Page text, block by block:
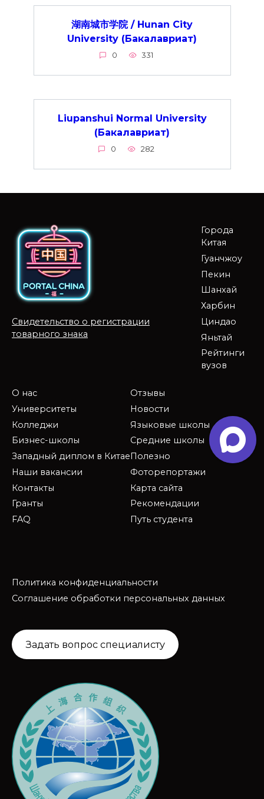
湖南城市学院 / Hunan City
University (Бакалавриат)
0 331
Liupanshui Normal University
(Бакалавриат)
0 282
Свидетельство о регистрации
товарного знака
Города
Китая
Гуанчжоу
Пекин
Шанхай
Харбин
Циндао
Яньтай
Рейтинги
вузов
О нас
Университеты
Колледжи
Бизнес-школы
Западный диплом в Китае
Наши вакансии
Контакты
Гранты
FAQ
Отзывы
Новости
Языковые школы
Средние школы
Полезно
Фоторепортажи
Карта сайта
Рекомендации
Путь студента
Политика конфиденциальности
Соглашение обработки персональных данных
Задать вопрос специалисту